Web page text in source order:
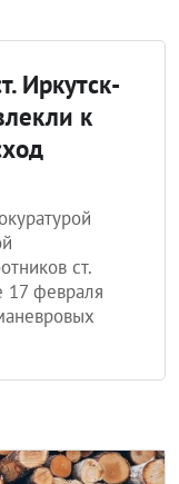
Иркутск-
к
ст.
17 февраля